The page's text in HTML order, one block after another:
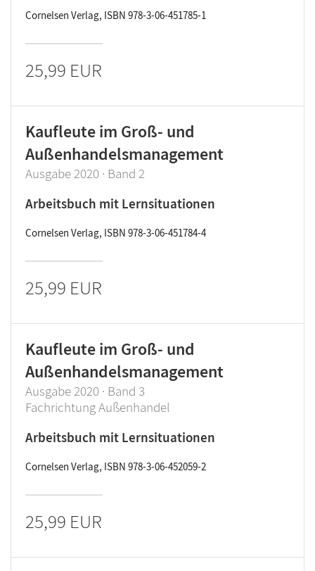
Cornelsen Verlag, ISBN 978-3-06-451785-1
25,99 EUR
Kaufleute im Groß- und
Außenhandelsmanagement
Ausgabe 2020 · Band 2
Arbeitsbuch mit Lernsituationen
Cornelsen Verlag, ISBN 978-3-06-451784-4
25,99 EUR
Kaufleute im Groß- und
Außenhandelsmanagement
Ausgabe 2020 · Band 3
Fachrichtung Außenhandel
Arbeitsbuch mit Lernsituationen
Cornelsen Verlag, ISBN 978-3-06-452059-2
25,99 EUR